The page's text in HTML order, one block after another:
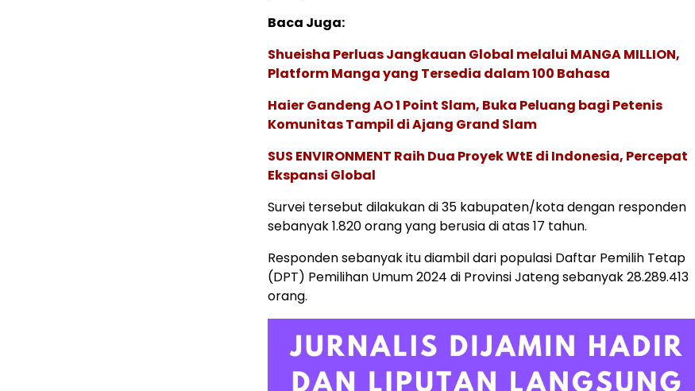
Baca Juga:
Shueisha Perluas Jangkauan Global melalui MANGA MILLION,
Platform Manga yang Tersedia dalam 100 Bahasa
Haier Gandeng AO 1 Point Slam, Buka Peluang bagi Petenis
Komunitas Tampil di Ajang Grand Slam
SUS ENVIRONMENT Raih Dua Proyek WtE di Indonesia, Percepat
Ekspansi Global
Survei tersebut dilakukan di 35 kabupaten/kota dengan responden
sebanyak 1.820 orang yang berusia di atas 17 tahun.
Responden sebanyak itu diambil dari populasi Daftar Pemilih Tetap
(DPT) Pemilihan Umum 2024 di Provinsi Jateng sebanyak 28.289.413
orang.